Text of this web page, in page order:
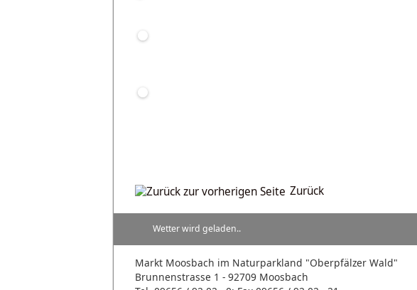
Zurück
Wetter wird geladen..
Markt Moosbach im Naturparkland "Oberpfälzer Wald"
Brunnenstrasse 1 - 92709 Moosbach